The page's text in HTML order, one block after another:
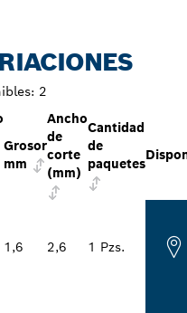
2
Grosor
mm
Ancho
de
corte
(mm)
Cantidad
de
paquetes
1,6 2,6 1 Pzs.